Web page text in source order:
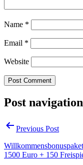
Name *
Email *
Website
Post navigation
Previous Post
1500 Euro + 150